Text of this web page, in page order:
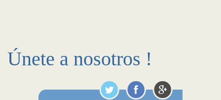
Únete a nosotros !